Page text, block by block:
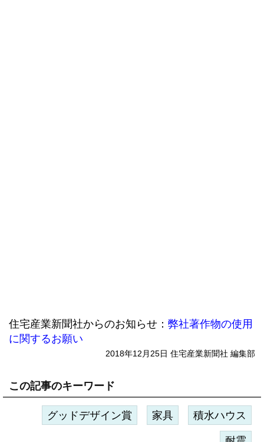
住宅産業新聞社からのお知らせ： 弊社著作物の使用
に関するお願い
2018年12月25日 住宅産業新聞社 編集部
この記事のキーワード
グッドデザイン賞 家具 積水ハウス